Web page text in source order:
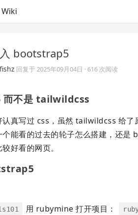
Wiki
bootstrap5
回复于2025年09月04日 · 616 次阅读
而不是 tailwildcss
真写过 css，虽然 tailwildcss 给了
个能看的过去的轮子怎么搭建，还
好看的网页。
用 rubymine 打开项目：